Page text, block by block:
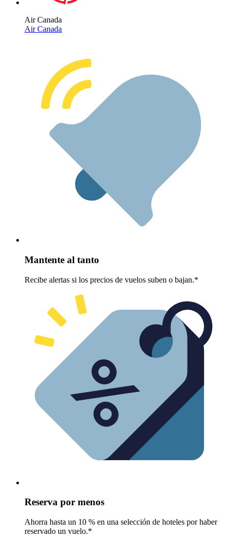
Air Canada
Air Canada
Mantente al tanto
Recibe alertas si los precios de vuelos suben o bajan.*
Reserva por menos
Ahorra hasta un 10 % en una selección de hoteles por haber
reservado un vuelo.*